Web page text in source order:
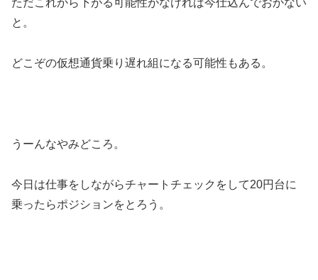
ただこれから下がる可能性がなければ今仕込んでおかない
と。
どこぞの仮想通貨乗り遅れ組になる可能性もある。
うーんなやみどころ。
今日は仕事をしながらチャートチェックをして20円台に
乗ったらポジションをとろう。